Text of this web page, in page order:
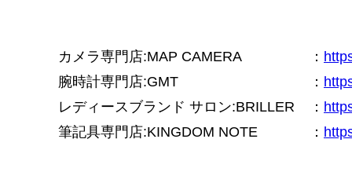
カメラ専門店:MAP CAMERA ：
腕時計専門店:GMT
：
レディースブランド サロン:BRILLER
：
筆記具専門店:KINGDOM NOTE
：